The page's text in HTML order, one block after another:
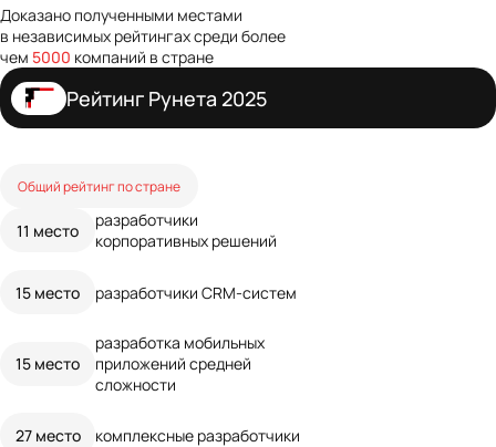
Доказано полученными местами
в независимых рейтингах среди более
чем 5000 компаний в стране
Рейтинг Рунета 2025
Общий рейтинг по стране
11 место
разработчики
корпоративных решений
15 место разработчики CRM-систем
15 место
разработка мобильных
приложений средней
сложности
27 место комплексные разработчики